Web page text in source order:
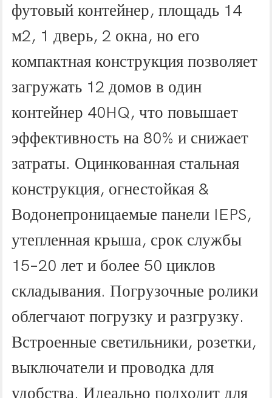
футовый контейнер, площадь 14
м2, 1 дверь, 2 окна, но его
компактная конструкция позволяет
загружать 12 домов в один
контейнер 40HQ, что повышает
эффективность на 80% и снижает
затраты. Оцинкованная стальная
конструкция, огнестойкая &
Водонепроницаемые панели IEPS,
утепленная крыша, срок службы
15–20 лет и более 50 циклов
складывания. Погрузочные ролики
облегчают погрузку и разгрузку.
Встроенные светильники, розетки,
выключатели и проводка для
удобства. Идеально подходит для